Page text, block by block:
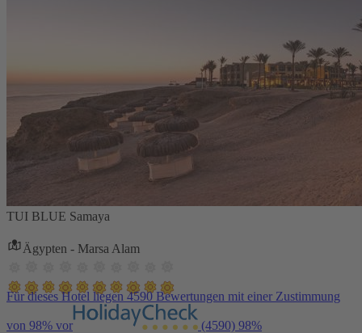
TUI BLUE Samaya
Ägypten - Marsa Alam
Für dieses Hotel liegen 4590 Bewertungen mit einer Zustimmung
von 98% vor (4590) 98%